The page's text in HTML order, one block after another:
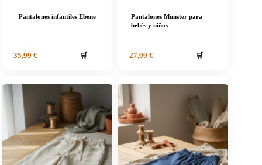
Pantalones infantiles Ebene
35,99 € 🛒
Pantalones Munster para
bebés y niños
27,99 € 🛒